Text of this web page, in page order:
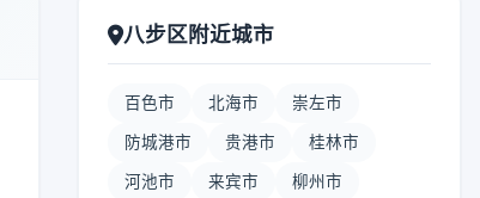
八步区附近城市
百色市 北海市 崇左市
防城港市 贵港市 桂林市
河池市 来宾市 柳州市